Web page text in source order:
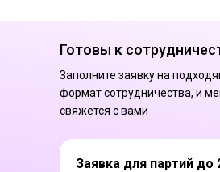
Готовы к
Заполните заявку на
формат сотрудничества, и
свяжется с вами
Заявка для партий до